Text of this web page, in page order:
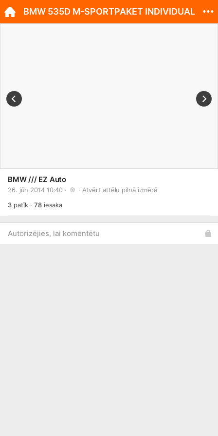
BMW /// EZ Auto
26. jūn 2014 10:40 · · Atvērt attēlu pilnā izmērā
3patīk ·78iesaka
Autorizējies, lai komentētu
BMW 535D M-SPORTPAKET INDIVIDUAL